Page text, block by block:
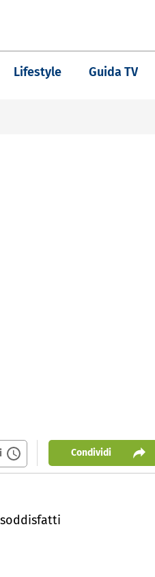
Lifestyle Guida TV
Condividi